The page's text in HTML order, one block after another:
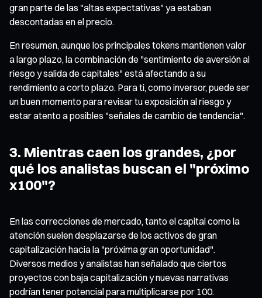
gran parte de las "altas expectativas" ya estaban
descontadas en el precio.
En resumen, aunque los principales tokens mantienen valor
a largo plazo, la combinación de "sentimiento de aversión al
riesgo y salida de capitales" está afectando a su
rendimiento a corto plazo. Para ti, como inversor, puede ser
un buen momento para revisar tu exposición al riesgo y
estar atento a posibles "señales de cambio de tendencia".
3. Mientras caen los grandes, ¿por
qué los analistas buscan el "próximo
x100"?
En las correcciones de mercado, tanto el capital como la
atención suelen desplazarse de los activos de gran
capitalización hacia la "próxima gran oportunidad".
Diversos medios y analistas han señalado que ciertos
proyectos con baja capitalización y nuevas narrativas
podrían tener potencial para multiplicarse por 100.